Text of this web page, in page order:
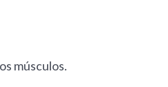
músculos.